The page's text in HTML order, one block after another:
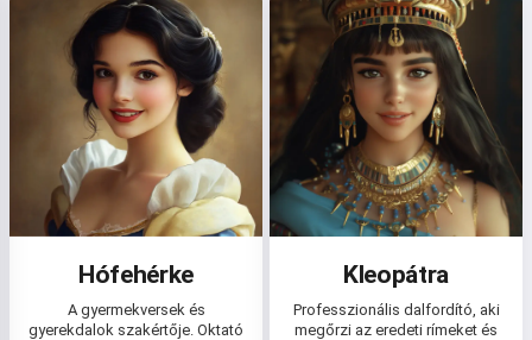
Hófehérke
A gyermekversek és
gyerekdalok szakértője. Oktató
Kleopátra
Professzionális dalfordító, aki
megőrzi az eredeti rímeket és
Elfogadom: Felhasználási feltételek,
Adatvédelmi irányelvek
Visszatérítési szabályzat